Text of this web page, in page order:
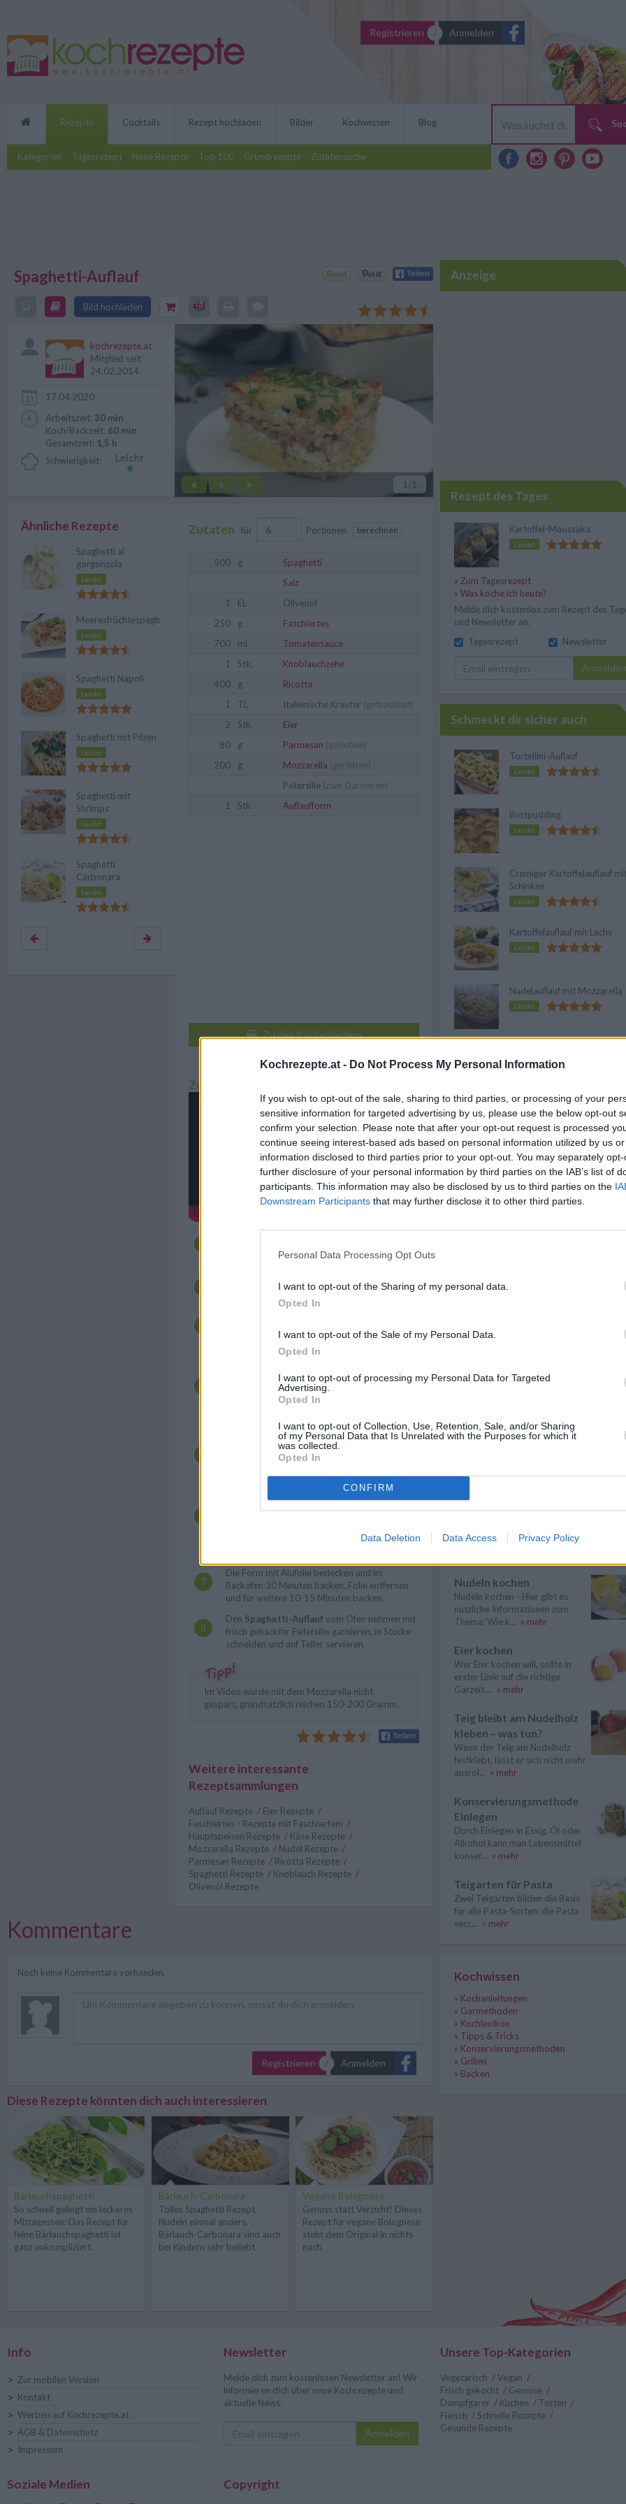
Kochrezepte.at - Do Not Process My Personal Information
If you wish to opt-out of the sale, sharing to third parties, or processing of your
sensitive information for targeted advertising by us, please use the below opt-out
confirm your selection. Please note that after your opt-out request is processed
continue seeing interest-based ads based on personal information utilized by us
information disclosed to third parties prior to your opt-out. You may separately
further disclosure of your personal information by third parties on the IAB’s list of
participants. This information may also be disclosed by us to third parties on the
Downstream Participants that may further disclose it to other third parties.
Personal Data Processing Opt Outs
I want to opt-out of the Sharing of my personal data.
Opted In
I want to opt-out of the Sale of my Personal Data.
Opted In
I want to opt-out of processing my Personal Data for Targeted
Advertising.
Opted In
I want to opt-out of Collection, Use, Retention, Sale, and/or Sharing
of my Personal Data that Is Unrelated with the Purposes for which it
was collected.
Opted In
CONFIRM
Data Deletion Data Access Privacy Policy
Registrieren Anmelden
Rezepte
Kategorien Tagesrezept Neue Rezepte Top 100 Grundrezepte Zutatensuche
Cocktails Rezept hochladen Bilder Kochwissen Blog
Spaghetti-Auflauf
Bild hochladen
Der Spaghetti-Auflauf mit Mozzarella überbacken schmeckt
der ganzen Familie. Ein Rezept da man probieren sollte.
« || » 1 /1
kochrezepte.at
Mitglied seit:
24.02.2014
17.04.2020
Arbeitszeit: 30 min
Koch/Backzeit: 60 min
Gesamtzeit: 1,5 h
Schwierigkeit:
Zutaten für Portionen berechnen
500 g
Spaghetti
Salz
1
EL
Olivenöl
250
g
Faschiertes
700
ml
Tomatensauce
1
Stk.
Knoblauchzehe
400
g
Ricotta
1
TL Italienische Kräuter (getrocknet)
2
Stk.
Eier
80
g Parmesan (gerieben)
200
g Mozzarella (gerieben)
Petersilie (zum Garnieren)
1
Stk. Auflaufform
Zu den Küchenhelfern
Auf meine Einkaufsliste
Zubereitung
zirka 20x30 cm einfetten.
Die Spaghetti in Salzwasser laut
Packungsanleitung kochen.
würzen, von der Hitze nehmen, die
Tomatensauce zugeben und verrühren.
Die Spaghetti abgießen und einige Minuten
abkühlen lassen. Die Knoblauchzehe schälen,
und klein zerhacken. Ricotta in eine Schüssel
zugeben und cremig rühren.
Die Eier in eine große Schüssel schlagen,
Parmesan hinzugeben und mit einem
Nudeln dazu geben und vermengen.
Die Hälfte der Nudeln in die Form verteilen,
Ricotta darüber verstreichen und mit dem
wiederholen und abschließen mit geriebenen
Die Form mit Alufolie bedecken und im
Backofen 30 Minuten backen, Folie entfernen
und für weitere 10-15 Minuten backen.
Den Spaghetti-Auflauf vom Ofen nehmen mit
frisch gehackter Petersilie garnieren, in Stücke
schneiden und auf Teller servieren.
Im Video wurde mit dem Mozzarella nicht
gespart, grundsätzlich reichen 150-200 Gramm.
Weitere interessante
Rezeptsammlungen
Auflauf Rezepte / Eier Rezepte /
Faschiertes - Rezepte mit Faschiertem /
Hauptspeisen Rezepte / Käse Rezepte /
Mozzarella Rezepte / Nudel Rezepte /
Parmesan Rezepte / Ricotta Rezepte /
Spaghetti Rezepte / Knoblauch Rezepte /
Olivenöl Rezepte
Ähnliche Rezepte
Spaghetti al
gorgonzola
Leicht
Meeresfrüchtespaghetti
Leicht
Spaghetti Napoli
Leicht
Spaghetti mit Pilzen
Leicht
Spaghetti mit
Shrimps
Leicht
Spaghetti
Carbonara
Leicht
Kommentare
Noch keine Kommentare vorhanden.
Registrieren Anmelden
Diese Rezepte könnten dich auch interessieren
Bärlauchspaghetti
So schnell gelingt ein leckeres
Mittagessen: Das Rezept für
feine Bärlauchspaghetti ist
ganz unkompliziert.
Bärlauch-Carbonara
Tolles Spaghetti Rezept,
Nudeln einmal anders.
Bärlauch-Carbonara sind auch
bei Kindern sehr beliebt.
Vegane Bolognese
Genuss statt Verzicht! Dieses
Rezept für vegane Bolognese
steht dem Original in nichts
nach.
Anzeige
Rezept des Tages
Kartoffel-Moussaka
Leicht
» Zum Tagesrezept
» Was koche ich heute?
Melde dich kostenlos zum Rezept des
und Newsletter an.
Tagesrezept
Newsletter
Anmelden
Schmeckt dir sicher auch
Tortellini-Auflauf
Leicht
Brotpudding
Leicht
Cremiger Kartoffelauflauf
Schinken
Leicht
Kartoffelauflauf mit Lachs
Leicht
Nudelauflauf mit Mozzarella
Leicht
Leicht
Anzeige
Artikelempfehlung
Nudeln kochen
Nudeln kochen - Hier gibt es
nützliche Informationen zum
Thema: Wie k... » mehr
Eier kochen
Wer Eier kochen will, sollte in
erster Linie auf die richtige
Garzeit ... » mehr
Teig bleibt am Nudelholz
kleben – was tun?
Wenn der Teig am Nudelholz
festklebt, lässt er sich nicht mehr
ausrol... » mehr
Konservierungsmethode
Einlegen
Durch Einlegen in Essig, Öl oder
Alkohol kann man Lebensmittel
konser... » mehr
Teigarten für Pasta
Zwei Teigarten bilden die Basis
für alle Pasta-Sorten: die Pasta
secc... » mehr
Kochwissen
» Kochanleitungen
» Garmethoden
» Kochlexikon
» Tipps & Tricks
» Konservierungsmethoden
» Grillen
» Backen
Info
> Zur mobilen Version
> Kontakt
> Werben auf Kochrezepte.at
> AGB & Datenschutz
> Impressum
Newsletter
Melde dich zum kostenlosen Newsletter an! Wir
informieren dich über neue Kochrezepte und
aktuelle News.
Anmelden
Unsere Top-Kategorien
Vegetarisch /Vegan /
Frisch gekocht / Gemüse /
Dampfgarer / Kuchen / Torten /
Fleisch / Schnelle Rezepte /
Gesunde Rezepte
Soziale Medien Copyright